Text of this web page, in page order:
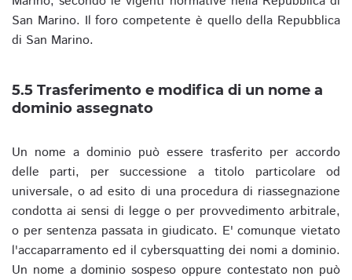
San Marino. Il foro competente è quello della Repubblica
di San Marino.
5.5 Trasferimento e modifica di un nome a
dominio assegnato
Un nome a dominio può essere trasferito per accordo
delle parti, per successione a titolo particolare od
universale, o ad esito di una procedura di riassegnazione
condotta ai sensi di legge o per provvedimento arbitrale,
o per sentenza passata in giudicato. E' comunque vietato
l'accaparramento ed il cybersquatting dei nomi a dominio.
Un nome a dominio sospeso oppure contestato non può